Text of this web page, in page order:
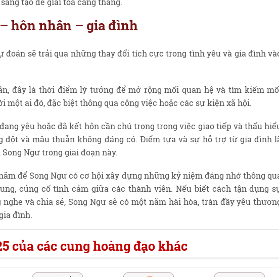
hôn nhân – gia đình
đoán sẽ trải qua những thay đổi tích cực trong tình yêu và gia đình
đây là thời điểm lý tưởng để mở rộng mối quan hệ và tìm kiếm
một ai đó, đặc biệt thông qua công việc hoặc các sự kiện xã hội.
yêu hoặc đã kết hôn cần chú trọng trong việc giao tiếp và thấu
đột và mâu thuẫn không đáng có. Điểm tựa và sự hỗ trợ từ gia đình
Ngư trong giai đoạn này.
để Song Ngư có cơ hội xây dựng những kỷ niệm đáng nhớ thông
củng cố tình cảm giữa các thành viên. Nếu biết cách tận dụng
và chia sẻ, Song Ngư sẽ có một năm hài hòa, tràn đầy yêu
đình.
của các cung hoàng đạo khác